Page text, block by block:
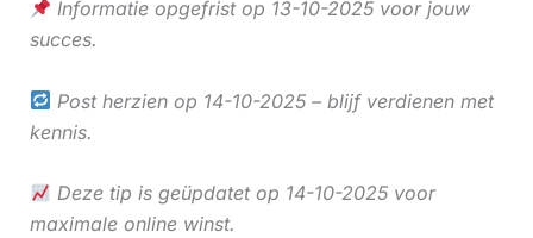
Informatie opgefrist op 13-10-2025 voor jouw
succes.
Post herzien op 14-10-2025 – blijf verdienen met
kennis.
Deze tip is geüpdatet op 14-10-2025 voor
maximale online winst.